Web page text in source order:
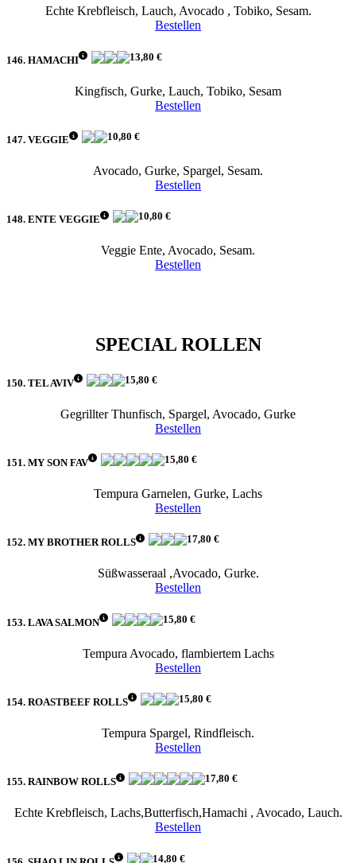
Echte Krebfleisch, Lauch, Avocado , Tobiko, Sesam.
Bestellen
146. HAMACHI 13,80 €
Kingfisch, Gurke, Lauch, Tobiko, Sesam
Bestellen
147. VEGGIE 10,80 €
Avocado, Gurke, Spargel, Sesam.
Bestellen
148. ENTE VEGGIE 10,80 €
Veggie Ente, Avocado, Sesam.
Bestellen
SPECIAL ROLLEN
150. TEL AVIV 15,80 €
Gegrillter Thunfisch, Spargel, Avocado, Gurke
Bestellen
151. MY SON FAV 15,80 €
Tempura Garnelen, Gurke, Lachs
Bestellen
152. MY BROTHER ROLLS 17,80 €
Süßwasseraal ,Avocado, Gurke.
Bestellen
153. LAVA SALMON 15,80 €
Tempura Avocado, flambiertem Lachs
Bestellen
154. ROASTBEEF ROLLS 15,80 €
Tempura Spargel, Rindfleisch.
Bestellen
155. RAINBOW ROLLS 17,80 €
Echte Krebfleisch, Lachs,Butterfisch,Hamachi , Avocado, Lauch.
Bestellen
14,80 €